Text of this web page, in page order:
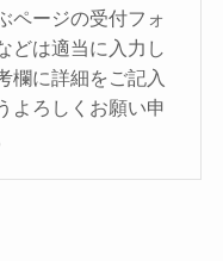
ページの受付フォ
どは適当に入力し
欄に詳細をご記入
よろしくお願い申